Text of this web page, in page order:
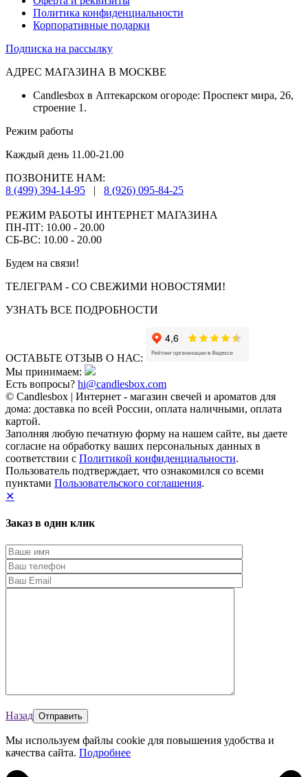
Политика конфиденциальности
Корпоративные подарки
Подписка на рассылку
АДРЕС МАГАЗИНА В МОСКВЕ
Candlesbox в Аптекарском огороде: Проспект мира, 26,
строение 1.
Режим работы
Каждый день 11.00-21.00
ПОЗВОНИТЕ НАМ:
8 (499) 394-14-95
| 8 (926) 095-84-25
РЕЖИМ РАБОТЫ ИНТЕРНЕТ МАГАЗИНА
ПН-ПТ: 10.00 - 20.00
СБ-ВС: 10.00 - 20.00
Будем на связи!
ТЕЛЕГРАМ - СО СВЕЖИМИ НОВОСТЯМИ!
УЗНАТЬ ВСЕ ПОДРОБНОСТИ
ОСТАВЬТЕ ОТЗЫВ О НАС:
Мы принимаем:
Есть вопросы? hi@candlesbox.com
© Candlesbox | Интернет - магазин свечей и ароматов для
дома: доставка по всей России, оплата наличными, оплата
картой.
Заполняя любую печатную форму на нашем сайте, вы даете
согласие на обработку ваших персональных данных в
соответствии с Политикой конфиденциальности.
Пользователь подтверждает, что ознакомился со всеми
пунктами Пользовательского соглашения.
✕
Заказ в один клик
Назад
Мы используем файлы cookie для повышения удобства и
качества сайта. Подробнее